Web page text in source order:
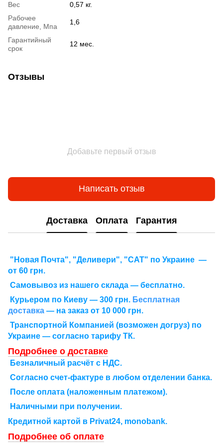
Вес
0,57 кг.
Рабочее
давление, Мпа
1,6
Гарантийный
срок
12 мес.
Отзывы
Добавьте первый отзыв
Написать отзыв
Доставка Оплата Гарантия
"Новая Почта", "Деливери", "САТ" по Украине —
от 60 грн.
Самовывоз из нашего склада — бесплатно.
Курьером по Киеву — 300 грн. Бесплатная
доставка — на заказ от 10 000 грн.
Транспортной Компанией (возможен догруз) по
Украине — согласно тарифу ТК.
Подробнее о доставке
Безналичный расчёт с НДС.
Согласно счет-фактуре в любом отделении банка.
После оплата (наложенным платежом).
Наличными при получении.
Кредитной картой в Рrivat24, monobank.
Подробнее об оплате